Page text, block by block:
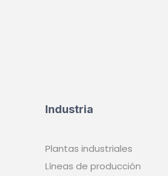
Industria
Plantas industriales
Líneas de producción